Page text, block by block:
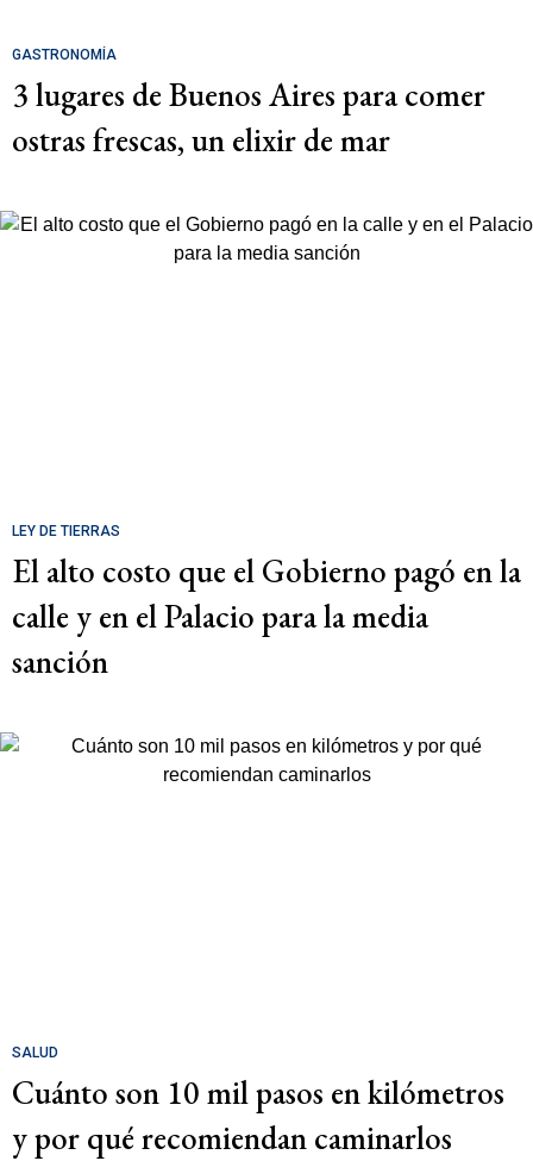
GASTRONOMÍA
3 lugares de Buenos Aires para comer
ostras frescas, un elixir de mar
LEY DE TIERRAS
El alto costo que el Gobierno pagó en la
calle y en el Palacio para la media
sanción
SALUD
Cuánto son 10 mil pasos en kilómetros
y por qué recomiendan caminarlos